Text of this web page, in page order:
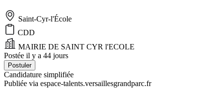
Saint-Cyr-l'École
CDD
MAIRIE DE SAINT CYR l'ECOLE
Postée il y a 44 jours
Postuler
Candidature simplifiée
Publiée via espace-talents.versaillesgrandparc.fr